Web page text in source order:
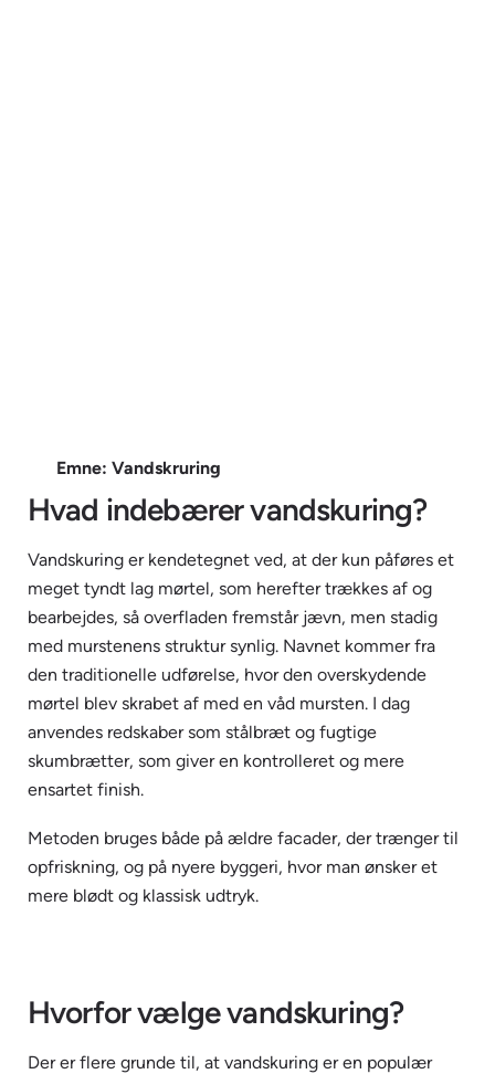
Emne: Vandskruring
Hvad indebærer vandskuring?
Vandskuring er kendetegnet ved, at der kun påføres et
meget tyndt lag mørtel, som herefter trækkes af og
bearbejdes, så overfladen fremstår jævn, men stadig
med murstenens struktur synlig. Navnet kommer fra
den traditionelle udførelse, hvor den overskydende
mørtel blev skrabet af med en våd mursten. I dag
anvendes redskaber som stålbræt og fugtige
skumbrætter, som giver en kontrolleret og mere
ensartet finish.
Metoden bruges både på ældre facader, der trænger til
opfriskning, og på nyere byggeri, hvor man ønsker et
mere blødt og klassisk udtryk.
Hvorfor vælge vandskuring?
Der er flere grunde til, at vandskuring er en populær